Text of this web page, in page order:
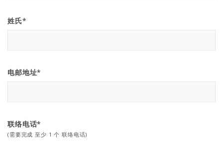
姓氏*
电邮地址*
联络电话*
(需要完成 至少 1 个 联络电话)